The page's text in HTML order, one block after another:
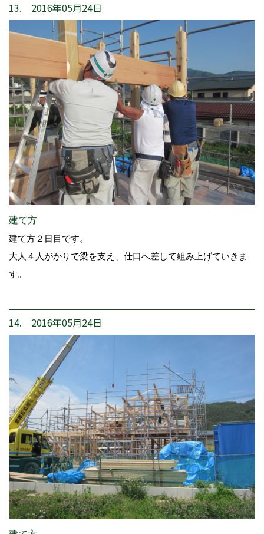
13. 2016年05月24日
建て方
建て方２日目です。
大人４人がかりで梁を支え、仕口へ差して組み上げていきま
す。
14. 2016年05月24日